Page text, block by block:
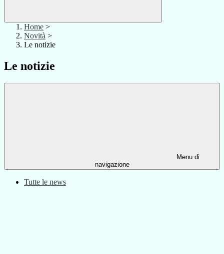
Home >
Novità >
Le notizie
Le notizie
Menu di
navigazione
Tutte le news